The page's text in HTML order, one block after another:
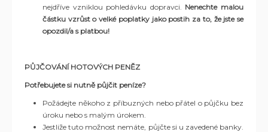
nejdříve vzniklou pohledávku dopravci. Nenechte malou
částku vzrůst o velké poplatky jako postih za to, že jste se
opozdil/a s platbou!
PŮJČOVÁNÍ HOTOVÝCH PENĚZ
Potřebujete si nutně půjčit peníze?
Požádejte někoho z příbuzných nebo přátel o půjčku bez
úroku nebo s malým úrokem.
Jestliže tuto možnost nemáte, půjčte si u zavedené banky.